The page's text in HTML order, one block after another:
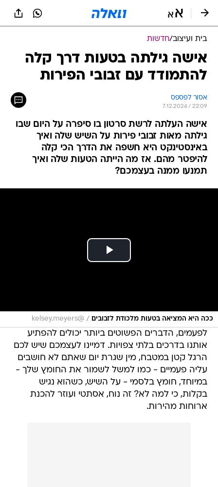
בית ועיצוב/חדשות
אישה גילתה בטעות דרך קלה
להתמודד עם זבובי הפירות
אסור לפספס
7.12.2024 / 22:09
אישה העלתה לרשת סרטון בו סיפרה על היום שבו
גילתה מאות זבובי פירות על השיש שלה ואיך
באינסטינקט היא חשפה את הדרך הכי קלה
להיפטר מהם. אז מה הייתה הטעות שלה ואיך
תמנעו ממנה בעצמכם?
ככה היא המציאה בטעות מלכודת לזבובים /
@kelsey.meyers
לפעמים, הדברים הפשוטים ביותר יכולים להפתיע
אותנו בדרכים בלתי צפויות. דמיינו לעצמכם שיש לכם
הרגל קטן במטבח, מין שגרת יום שאתם לא חושבים
עליה פעמיים - כמו למשל לשמור את החומץ שלך -
במיוחד, חומץ בלסמי - על השיש, כשהוא נגיש
בקלות, כי למה לא? זה נוח, אסתטי ועוזר להכנת
ארוחות מהירות.